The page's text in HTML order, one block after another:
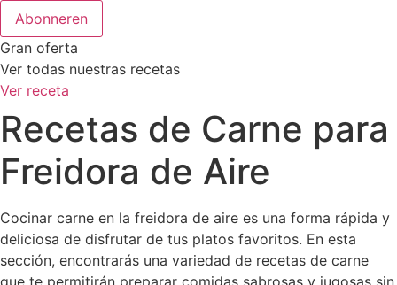
Abonneren
Gran oferta
Ver todas nuestras recetas
Ver receta
Recetas de Carne para
Freidora de Aire
Cocinar carne en la freidora de aire es una forma rápida y
deliciosa de disfrutar de tus platos favoritos. En esta
sección, encontrarás una variedad de recetas de carne